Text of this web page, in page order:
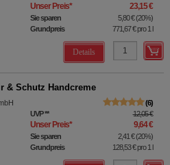
Unser Preis* 23,15 €
Sie sparen 5,80 €(20%)
Grundpreis
771,67 €pro 1 l
Details
& Schutz Handcreme
6
UVP** 12,05 €
Unser Preis* 9,64 €
Sie sparen 2,41 €(20%)
Grundpreis
128,53 €pro 1 l